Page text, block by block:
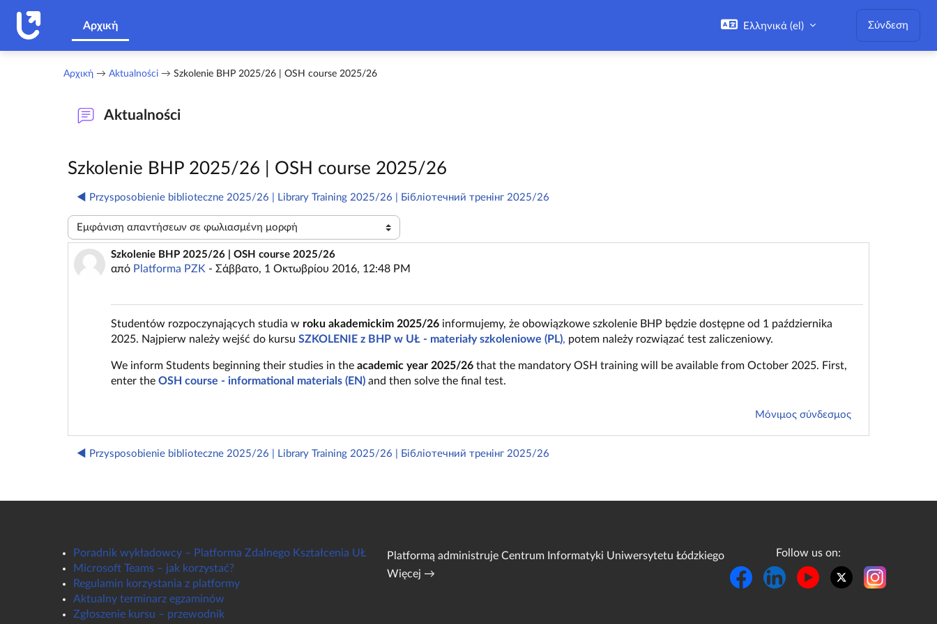
Αρχική
Ελληνικά ‎(el)‎ Σύνδεση
Αρχική Aktualności Szkolenie BHP 2025/26 | OSH course 2025/26
Aktualności
Szkolenie BHP 2025/26 | OSH course 2025/26
◀︎ Przysposobienie biblioteczne 2025/26 | Library Training 2025/26 | Бібліотечний тренінг 2025/26
Λειτουργία εμφάνισης
Szkolenie BHP 2025/26 | OSH course 2025/26
από Platforma PZK -Σάββατο, 1 Οκτωβρίου 2016, 12:48 PM
Αριθμός απαντήσεων: 0
Studentów rozpoczynających studia w roku akademickim 2025/26 informujemy, że obowiązkowe szkolenie BHP będzie dostępne od 1 października
2025. Najpierw należy wejść do kursuSZKOLENIE z BHP w UŁ - materiały szkoleniowe (PL), potem należy rozwiązać test zaliczeniowy.
We inform Students beginning their studies in theacademic year 2025/26 that the mandatory OSH training will be available from October 2025. First,
enter the OSH course - informational materials (EN) and then solve the final test.
Μόνιμος σύνδεσμος
◀︎ Przysposobienie biblioteczne 2025/26 | Library Training 2025/26 | Бібліотечний тренінг 2025/26
Poradnik wykładowcy – Platforma Zdalnego Kształcenia UŁ
Microsoft Teams – jak korzystać?
Regulamin korzystania z platformy
Aktualny terminarz egzaminów
Zgłoszenie kursu – przewodnik
Platformą administruje Centrum Informatyki Uniwersytetu Łódzkiego
Więcej →
Follow us on: